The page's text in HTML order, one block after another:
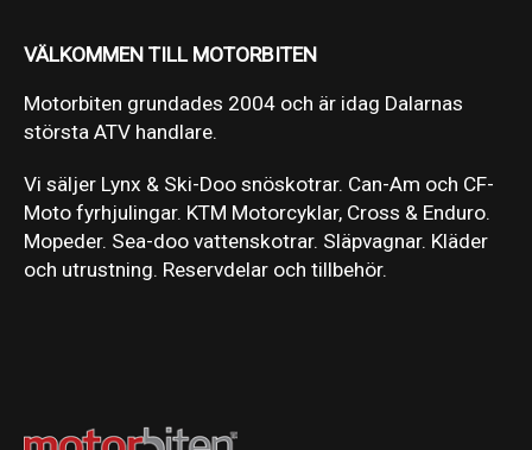
VÄLKOMMEN TILL MOTORBITEN
Motorbiten grundades 2004 och är idag Dalarnas
största ATV handlare.
Vi säljer Lynx & Ski-Doo snöskotrar. Can-Am och CF-
Moto fyrhjulingar. KTM Motorcyklar, Cross & Enduro.
Mopeder. Sea-doo vattenskotrar. Släpvagnar. Kläder
och utrustning. Reservdelar och tillbehör.